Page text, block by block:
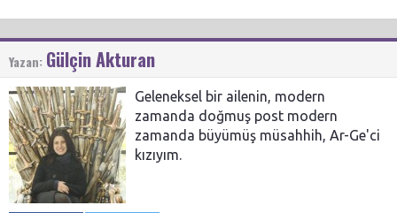
Yazan: Gülçin Akturan
Geleneksel bir ailenin, modern
zamanda doğmuş post modern
zamanda büyümüş müsahhih, Ar-Ge'ci
kızıyım.